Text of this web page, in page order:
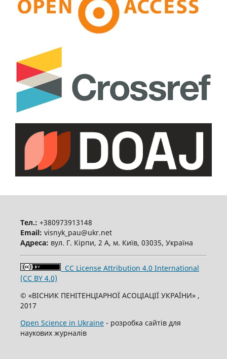
Тел.: +380973913148
Email: visnyk_pau@ukr.net
Адреса: вул. Г. Кірпи, 2 А, м. Київ, 03035, Україна
CC License Attribution 4.0 International
(CC BY 4.0)
© «ВІСНИК ПЕНІТЕНЦІАРНОЇ АСОЦІАЦІЇ УКРАЇНИ» ,
2017
Open Science in Ukraine- розробка сайтів для
наукових журналів